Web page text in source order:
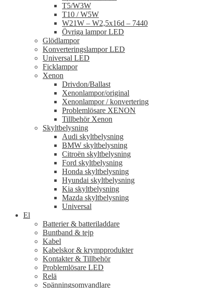
T5/W3W
T10 / W5W
W21W – W2,5x16d – 7440
Övriga lampor LED
Glödlampor
Konverteringslampor LED
Universal LED
Ficklampor
Xenon
Drivdon/Ballast
Xenonlampor/original
Xenonlampor / konvertering
Problemlösare XENON
Tillbehör Xenon
Skyltbelysning
Audi skyltbelysning
BMW skyltbelysning
Citroën skyltbelysning
Ford skyltbelysning
Honda skyltbelysning
Hyundai skyltbelysning
Kia skyltbelysning
Mazda skyltbelysning
Universal
El
Batterier & batteriladdare
Buntband & tejp
Kabel
Kabelskor & krympprodukter
Kontakter & Tillbehör
Problemlösare LED
Relä
Spänningsomvandlare